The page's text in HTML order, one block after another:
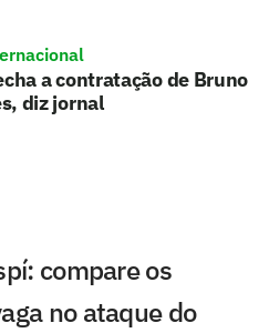
a contratação de Bruno
diz jornal
compare os
no ataque do